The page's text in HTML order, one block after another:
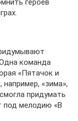
команда
«Пятачок и
«зима»,
придумать
под мелодию «В